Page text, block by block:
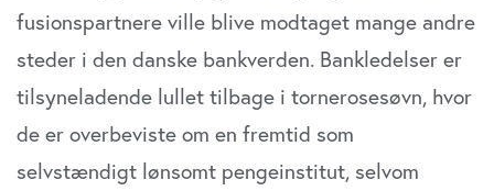
fusionspartnere ville blive modtaget mange andre
steder i den danske bankverden. Bankledelser er
tilsyneladende lullet tilbage i tornerosesøvn, hvor
de er overbeviste om en fremtid som
selvstændigt lønsomt pengeinstitut, selvom